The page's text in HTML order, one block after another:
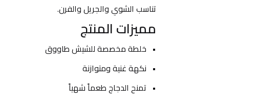
تناسب الشوي والجريل والفرن.
مميزات المنتج
خلطة مخصصة للشيش طاووق
نكهة غنية ومتوازنة
تمنح الدجاج طعماً شهياً